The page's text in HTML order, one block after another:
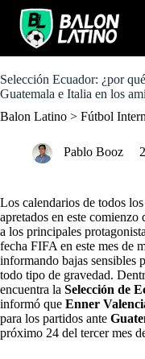
o
c
n
Selección Ecuador: ¿por
Guatemala e Italia en los
Balon Latino > Fútbol
Pablo Booz
Los calendarios de todos
apretados en este
a los principales
fecha FIFA en este mes de
informando bajas sensibles
todo tipo de gravedad.
encuentra la Selección de
informó que Enner
para los partidos ante
próximo 24 del tercer mes